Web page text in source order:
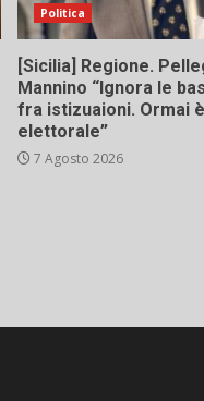
Politica
[Sicilia] Regione.
Mannino “Ignora le
fra istizuaioni. Ormai
elettorale”
7 Agosto 2026